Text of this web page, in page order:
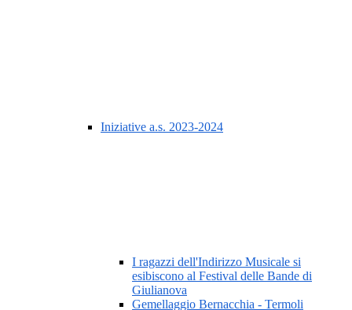
Iniziative a.s. 2023-2024
I ragazzi dell'Indirizzo Musicale si
esibiscono al Festival delle Bande di
Giulianova
Gemellaggio Bernacchia - Termoli